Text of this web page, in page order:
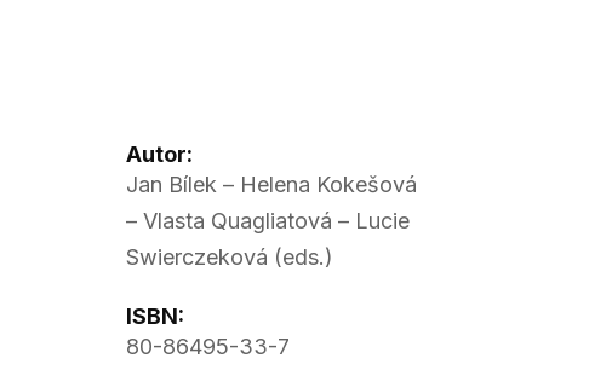
Autor:
Jan Bílek – Helena Kokešová
– Vlasta Quagliatová – Lucie
Swierczeková (eds.)
ISBN:
80-86495-33-7